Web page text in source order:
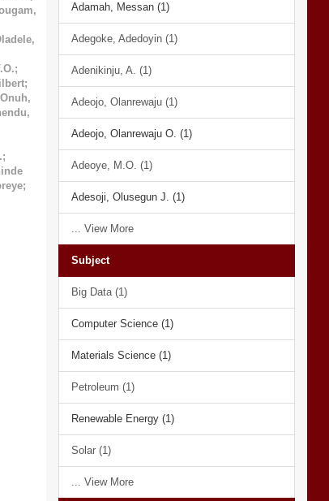
;
;
Onuh,
;
;
Adamah, Messan (1)
Adegoke, Adedoyin (1)
Adenikinju, A. (1)
Adeojo, Olanrewaju (1)
Adeojo, Olanrewaju O. (1)
Adeoye, M.O. (1)
Adesoji, Olusegun J. (1)
... View More
Subject
Big Data (1)
Computer Science (1)
Materials Science (1)
Petroleum (1)
Renewable Energy (1)
Solar (1)
... View More